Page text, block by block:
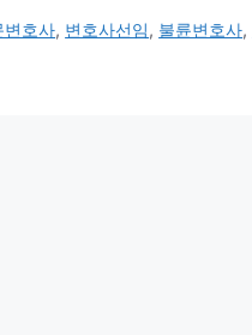
변호사, 변호사선임, 불륜변호사,